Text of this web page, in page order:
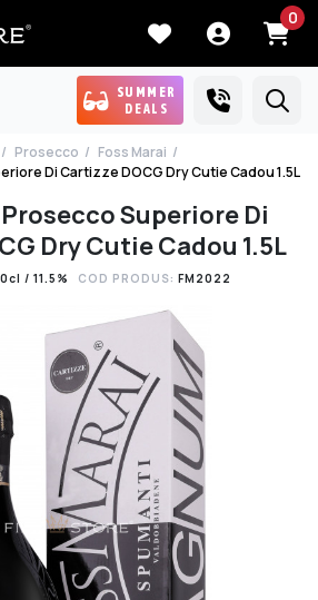
0
SUMMER
DEALS
Prosecco
Foss Marai
Di Cartizze DOCG Dry Cutie Cadou 1.5L
Superiore Di
Dry Cutie Cadou 1.5L
/ 11.5% COD PRODUS: FM2022